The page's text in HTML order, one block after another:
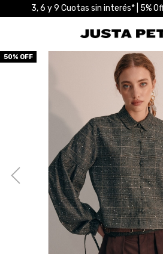
3, 6 y 9 Cuotas sin interés* | 5%
50% OFF